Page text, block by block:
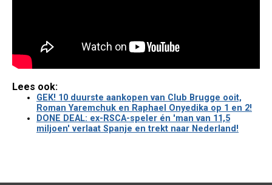
Lees ook:
GEK! 10 duurste aankopen van Club Brugge ooit,
Roman Yaremchuk en Raphael Onyedika op 1 en 2!
DONE DEAL: ex-RSCA-speler én 'man van 11,5
miljoen' verlaat Spanje en trekt naar Nederland!